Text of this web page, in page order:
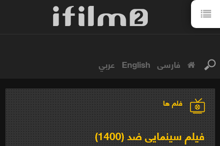
فارسی English عربي
فلم ها
فیلم سینمایی ضد (1400)